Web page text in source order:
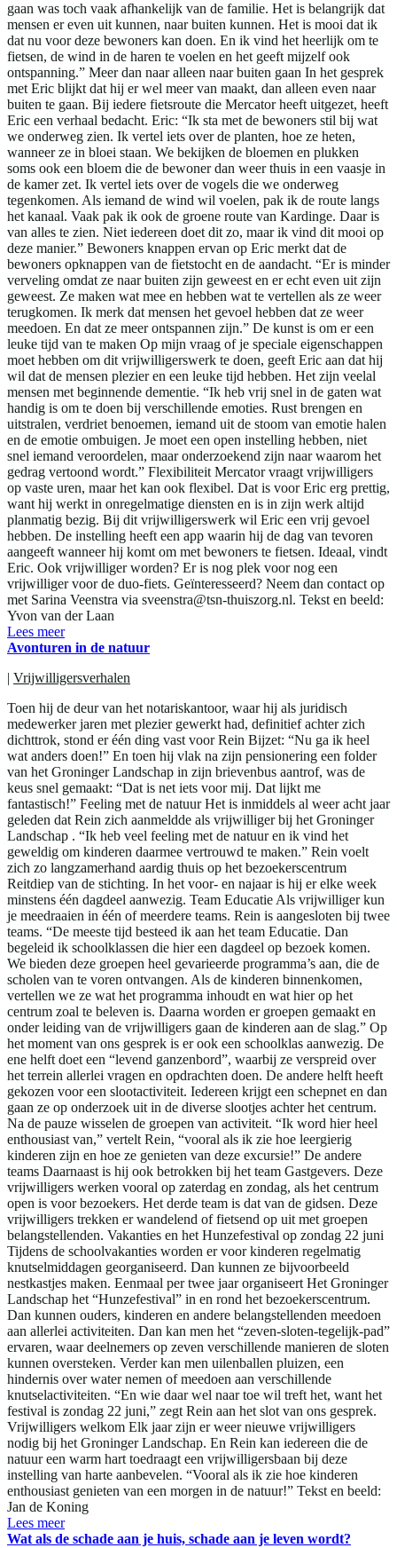
gaan was toch vaak afhankelijk van de familie. Het is belangrijk dat
mensen er even uit kunnen, naar buiten kunnen. Het is mooi dat ik
dat nu voor deze bewoners kan doen. En ik vind het heerlijk om te
fietsen, de wind in de haren te voelen en het geeft mijzelf ook
ontspanning.” Meer dan naar alleen naar buiten gaan In het gesprek
met Eric blijkt dat hij er wel meer van maakt, dan alleen even naar
buiten te gaan. Bij iedere fietsroute die Mercator heeft uitgezet, heeft
Eric een verhaal bedacht. Eric: “Ik sta met de bewoners stil bij wat
we onderweg zien. Ik vertel iets over de planten, hoe ze heten,
wanneer ze in bloei staan. We bekijken de bloemen en plukken
soms ook een bloem die de bewoner dan weer thuis in een vaasje in
de kamer zet. Ik vertel iets over de vogels die we onderweg
tegenkomen. Als iemand de wind wil voelen, pak ik de route langs
het kanaal. Vaak pak ik ook de groene route van Kardinge. Daar is
van alles te zien. Niet iedereen doet dit zo, maar ik vind dit mooi op
deze manier.” Bewoners knappen ervan op Eric merkt dat de
bewoners opknappen van de fietstocht en de aandacht. “Er is minder
verveling omdat ze naar buiten zijn geweest en er echt even uit zijn
geweest. Ze maken wat mee en hebben wat te vertellen als ze weer
terugkomen. Ik merk dat mensen het gevoel hebben dat ze weer
meedoen. En dat ze meer ontspannen zijn.” De kunst is om er een
leuke tijd van te maken Op mijn vraag of je speciale eigenschappen
moet hebben om dit vrijwilligerswerk te doen, geeft Eric aan dat hij
wil dat de mensen plezier en een leuke tijd hebben. Het zijn veelal
mensen met beginnende dementie. “Ik heb vrij snel in de gaten wat
handig is om te doen bij verschillende emoties. Rust brengen en
uitstralen, verdriet benoemen, iemand uit de stoom van emotie halen
en de emotie ombuigen. Je moet een open instelling hebben, niet
snel iemand veroordelen, maar onderzoekend zijn naar waarom het
gedrag vertoond wordt.” Flexibiliteit Mercator vraagt vrijwilligers
op vaste uren, maar het kan ook flexibel. Dat is voor Eric erg prettig,
want hij werkt in onregelmatige diensten en is in zijn werk altijd
planmatig bezig. Bij dit vrijwilligerswerk wil Eric een vrij gevoel
hebben. De instelling heeft een app waarin hij de dag van tevoren
aangeeft wanneer hij komt om met bewoners te fietsen. Ideaal, vindt
Eric. Ook vrijwilliger worden? Er is nog plek voor nog een
vrijwilliger voor de duo-fiets. Geïnteresseerd? Neem dan contact op
met Sarina Veenstra via sveenstra@tsn-thuiszorg.nl. Tekst en beeld:
Yvon van der Laan
Lees meer
Avonturen in de natuur
| Vrijwilligersverhalen
Toen hij de deur van het notariskantoor, waar hij als juridisch
medewerker jaren met plezier gewerkt had, definitief achter zich
dichttrok, stond er één ding vast voor Rein Bijzet: “Nu ga ik heel
wat anders doen!” En toen hij vlak na zijn pensionering een folder
van het Groninger Landschap in zijn brievenbus aantrof, was de
keus snel gemaakt: “Dat is net iets voor mij. Dat lijkt me
fantastisch!” Feeling met de natuur Het is inmiddels al weer acht jaar
geleden dat Rein zich aanmeldde als vrijwilliger bij het Groninger
Landschap . “Ik heb veel feeling met de natuur en ik vind het
geweldig om kinderen daarmee vertrouwd te maken.” Rein voelt
zich zo langzamerhand aardig thuis op het bezoekerscentrum
Reitdiep van de stichting. In het voor- en najaar is hij er elke week
minstens één dagdeel aanwezig. Team Educatie Als vrijwilliger kun
je meedraaien in één of meerdere teams. Rein is aangesloten bij twee
teams. “De meeste tijd besteed ik aan het team Educatie. Dan
begeleid ik schoolklassen die hier een dagdeel op bezoek komen.
We bieden deze groepen heel gevarieerde programma’s aan, die de
scholen van te voren ontvangen. Als de kinderen binnenkomen,
vertellen we ze wat het programma inhoudt en wat hier op het
centrum zoal te beleven is. Daarna worden er groepen gemaakt en
onder leiding van de vrijwilligers gaan de kinderen aan de slag.” Op
het moment van ons gesprek is er ook een schoolklas aanwezig. De
ene helft doet een “levend ganzenbord”, waarbij ze verspreid over
het terrein allerlei vragen en opdrachten doen. De andere helft heeft
gekozen voor een slootactiviteit. Iedereen krijgt een schepnet en dan
gaan ze op onderzoek uit in de diverse slootjes achter het centrum.
Na de pauze wisselen de groepen van activiteit. “Ik word hier heel
enthousiast van,” vertelt Rein, “vooral als ik zie hoe leergierig
kinderen zijn en hoe ze genieten van deze excursie!” De andere
teams Daarnaast is hij ook betrokken bij het team Gastgevers. Deze
vrijwilligers werken vooral op zaterdag en zondag, als het centrum
open is voor bezoekers. Het derde team is dat van de gidsen. Deze
vrijwilligers trekken er wandelend of fietsend op uit met groepen
belangstellenden. Vakanties en het Hunzefestival op zondag 22 juni
Tijdens de schoolvakanties worden er voor kinderen regelmatig
knutselmiddagen georganiseerd. Dan kunnen ze bijvoorbeeld
nestkastjes maken. Eenmaal per twee jaar organiseert Het Groninger
Landschap het “Hunzefestival” in en rond het bezoekerscentrum.
Dan kunnen ouders, kinderen en andere belangstellenden meedoen
aan allerlei activiteiten. Dan kan men het “zeven-sloten-tegelijk-pad”
ervaren, waar deelnemers op zeven verschillende manieren de sloten
kunnen oversteken. Verder kan men uilenballen pluizen, een
hindernis over water nemen of meedoen aan verschillende
knutselactiviteiten. “En wie daar wel naar toe wil treft het, want het
festival is zondag 22 juni,” zegt Rein aan het slot van ons gesprek.
Vrijwilligers welkom Elk jaar zijn er weer nieuwe vrijwilligers
nodig bij het Groninger Landschap. En Rein kan iedereen die de
natuur een warm hart toedraagt een vrijwilligersbaan bij deze
instelling van harte aanbevelen. “Vooral als ik zie hoe kinderen
enthousiast genieten van een morgen in de natuur!” Tekst en beeld:
Jan de Koning
Lees meer
Wat als de schade aan je huis, schade aan je leven wordt?